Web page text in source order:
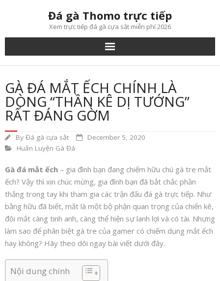
Đá gà Thomo trực tiếp
Xem trực tiếp đá gà cựa sắt miễn phí 2026
GÀ ĐÁ MẮT ẾCH CHÍNH LÀ
DÒNG “THẦN KÊ DỊ TƯỚNG”
RẤT ĐÁNG GỜM
By Đá gà cựa sắt
December 5, 2020
Huấn Luyện Gà Đá
Gà đá mắt ếch – gia đình bạn đang chiếm hữu chú gà tre mắt
ếch? Vậy thì xin chúc mừng, gia đình bạn đã bắt chắc phần
thắng trong tay khi tham gia các trận đấu đá gà trực tiếp. Như
bằng hữu đã biết, mắt là một bộ phận quan trọng của chiến kê,
đôi mắt càng tinh anh, càng thể hiện sự lanh lợi và có tài. Nhưng
làm sao để phân biệt gà tre của gamer có chiếm dụng mắt ếch
hay không? Hãy theo dõi ngay bài viết dưới đây.
Nội dung chính